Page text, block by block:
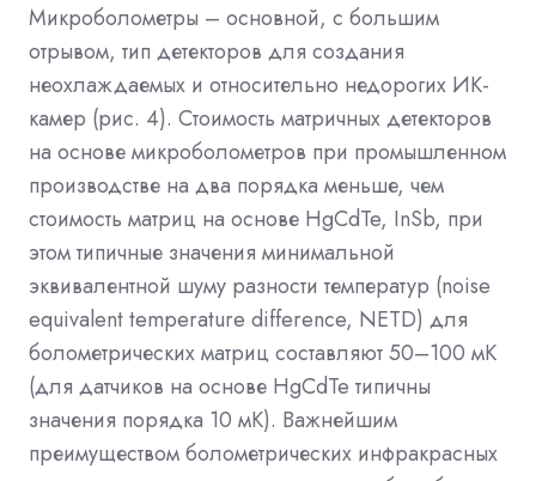
Микроболометры – основной, с большим
отрывом, тип детекторов для создания
неохлаждаемых и относительно недорогих ИК-
камер (рис. 4). Стоимость матричных детекторов
на основе микроболометров при промышленном
производстве на два порядка меньше, чем
стоимость матриц на основе HgCdTe, InSb, при
этом типичные значения минимальной
эквивалентной шуму разности температур (noise
equivalent temperature difference, NETD) для
болометрических матриц составляют 50–100 мК
(для датчиков на основе HgCdTe типичны
значения порядка 10 мК). Важнейшим
преимуществом болометрических инфракрасных